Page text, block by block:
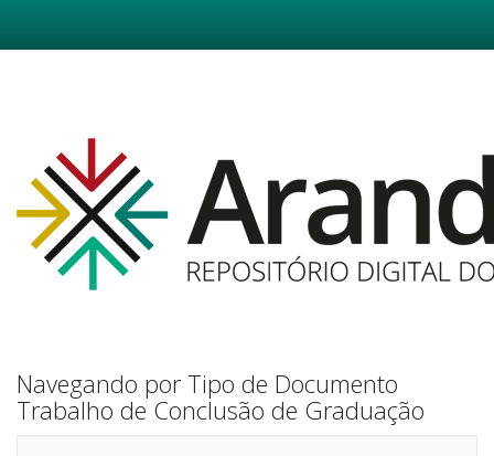
Navegando por Tipo de Documento
Trabalho de Conclusão de Graduação